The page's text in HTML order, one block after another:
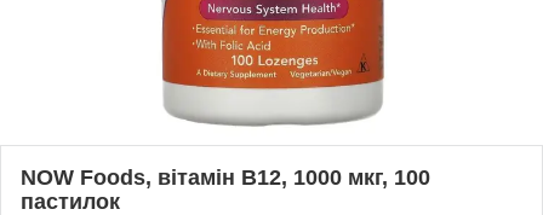
NOW Foods, вітамін B12, 1000 мкг, 100
пастилок